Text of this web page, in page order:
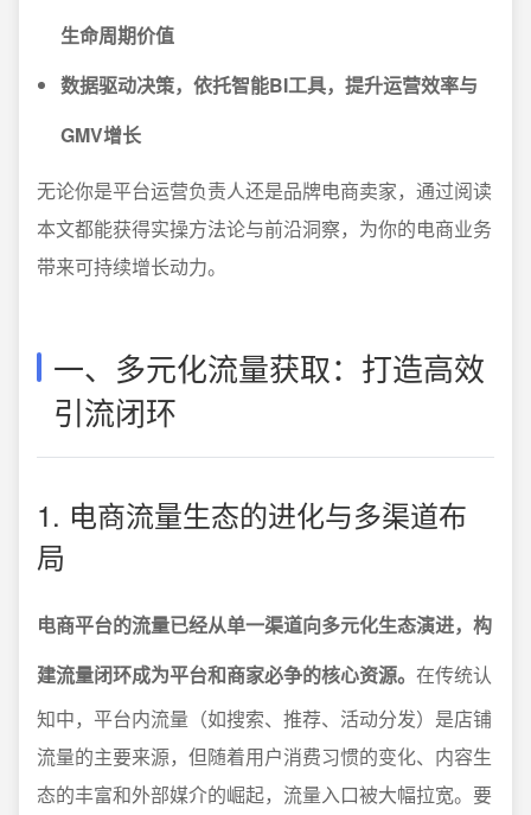
生命周期价值
数据驱动决策，依托智能BI工具，提升运营效率与
GMV增长
无论你是平台运营负责人还是品牌电商卖家，通过阅读
本文都能获得实操方法论与前沿洞察，为你的电商业务
带来可持续增长动力。
一、多元化流量获取：打造高效
引流闭环
1. 电商流量生态的进化与多渠道布
局
电商平台的流量已经从单一渠道向多元化生态演进，构
建流量闭环成为平台和商家必争的核心资源。 在传统认
知中，平台内流量（如搜索、推荐、活动分发）是店铺
流量的主要来源，但随着用户消费习惯的变化、内容生
态的丰富和外部媒介的崛起，流量入口被大幅拉宽。要